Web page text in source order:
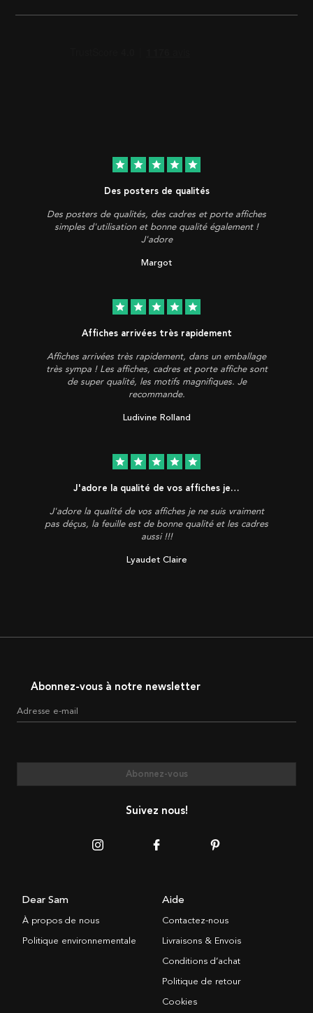
star star star star star
Des posters de qualités
Des posters de qualités, des cadres et porte affiches
simples d'utilisation et bonne qualité également !
J'adore
Margot
star star star star star
Affiches arrivées très rapidement
Affiches arrivées très rapidement, dans un emballage
très sympa ! Les affiches, cadres et porte affiche sont
de super qualité, les motifs magnifiques. Je
recommande.
Ludivine Rolland
star star star star star
J'adore la qualité de vos affiches je…
J'adore la qualité de vos affiches je ne suis vraiment
pas déçus, la feuille est de bonne qualité et les cadres
aussi !!!
Lyaudet Claire
Abonnez-vous à notre newsletter
Adresse e-mail
Abonnez-vous
Suivez nous!
Dear Sam
À propos de nous
Politique environnementale
Aide
Contactez-nous
Livraisons & Envois
Conditions d’achat
Politique de retour
Cookies